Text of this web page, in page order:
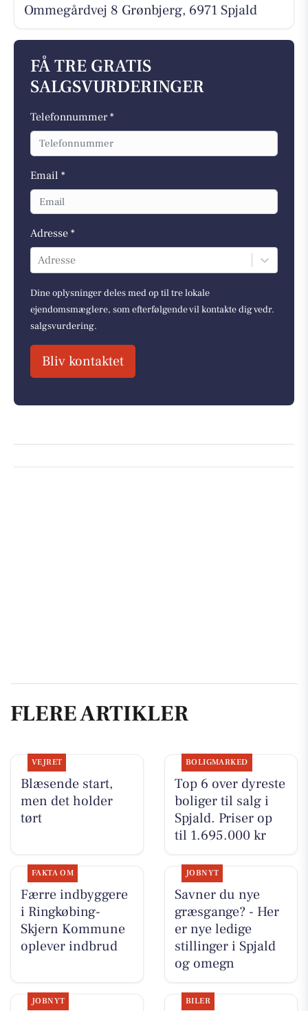
Ommegårdvej 8 Grønbjerg, 6971 Spjald
FÅ TRE GRATIS
SALGSVURDERINGER
Telefonnummer *
Email *
Adresse *
Adresse
Dine oplysninger deles med op til tre lokale
ejendomsmæglere, som efterfølgende vil kontakte dig vedr.
salgsvurdering.
Bliv kontaktet
FLERE ARTIKLER
VEJRET
Blæsende start,
men det holder
tørt
BOLIGMARKED
Top 6 over dyreste
boliger til salg i
Spjald. Priser op
til 1.695.000 kr
FAKTA OM
Færre indbyggere
i Ringkøbing-
Skjern Kommune
oplever indbrud
JOBNYT
Savner du nye
græsgange? - Her
er nye ledige
stillinger i Spjald
og omegn
JOBNYT BILER